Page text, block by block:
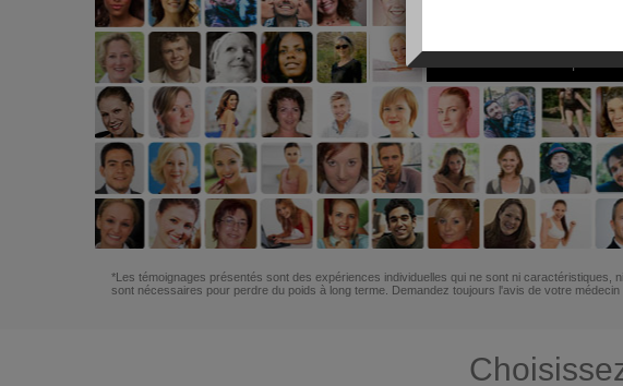
*Les témoignages présentés sont des expériences individuelles qui ne sont ni
sont nécessaires pour perdre du poids à long terme. Demandez toujours l'avis de votre